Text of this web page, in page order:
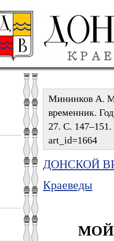
Мининков А.
временник.
27. С.
art_id=1664
ДОНСКОЙ
Краеведы
МОЙ